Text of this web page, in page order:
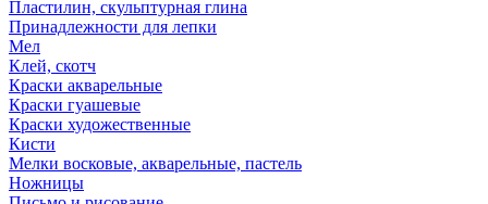
Пластилин, скульптурная глина
Принадлежности для лепки
Мел
Клей, скотч
Краски акварельные
Краски гуашевые
Краски художественные
Кисти
Мелки восковые, акварельные, пастель
Ножницы